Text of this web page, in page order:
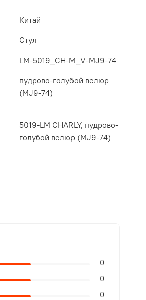
Китай
Стул
LM-5019_CH-M_V-MJ9-74
пудрово-голубой велюр
(MJ9-74)
5019-LM CHARLY, пудрово-
голубой велюр (MJ9-74)
0
0
0